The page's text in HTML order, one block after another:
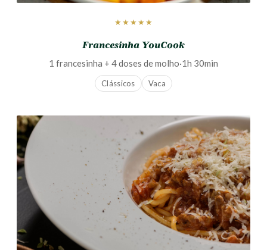
★★★★★
Francesinha YouCook
1 francesinha + 4 doses de molho·1h 30min
Clássicos Vaca